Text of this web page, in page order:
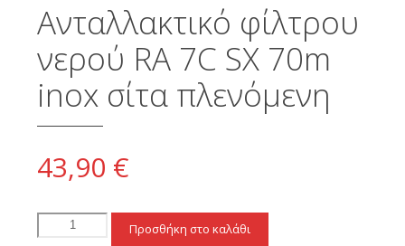
Ανταλλακτικό φίλτρου
νερού RA 7C SX 70m
inox σίτα πλενόμενη
43,90 €
Ανταλλακτικό
φίλτρου
Προσθήκη στο καλάθι